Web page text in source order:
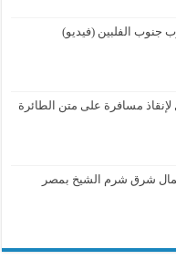
مسافرة على متن الطائرة